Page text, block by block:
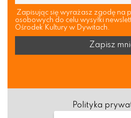
Zapisując się wyrażasz zgodę na
osobowych do celu wysyłki
Ośrodek Kultury w Dywitach.
Polityka